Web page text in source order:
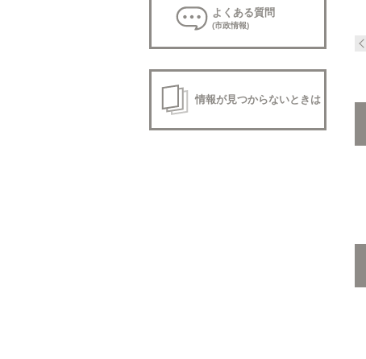
よくある質問
(市政情報)
情報が見つからないときは